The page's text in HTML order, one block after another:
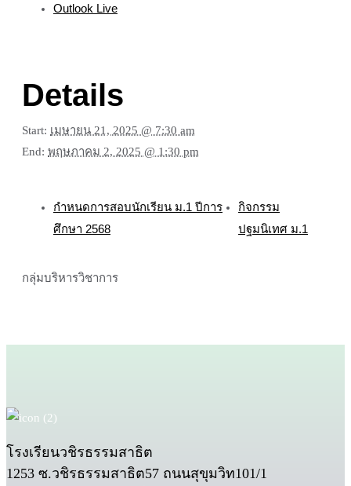
Outlook Live
Details
Start: เมษายน 21, 2025 @ 7:30 am
End: พฤษภาคม 2, 2025 @ 1:30 pm
กำหนดการสอบนักเรียน ม.1 ปีการ
ศึกษา 2568
กิจกรรม
ปฐมนิเทศ ม.1
กลุ่มบริหารวิชาการ
โรงเรียนวชิรธรรมสาธิต
1253 ซ.วชิรธรรมสาธิต57 ถนนสุขุมวิท101/1